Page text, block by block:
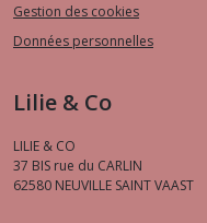
Gestion des cookies
Données personnelles
Lilie & Co
LILIE & CO
37 BIS rue du CARLIN
62580 NEUVILLE SAINT VAAST